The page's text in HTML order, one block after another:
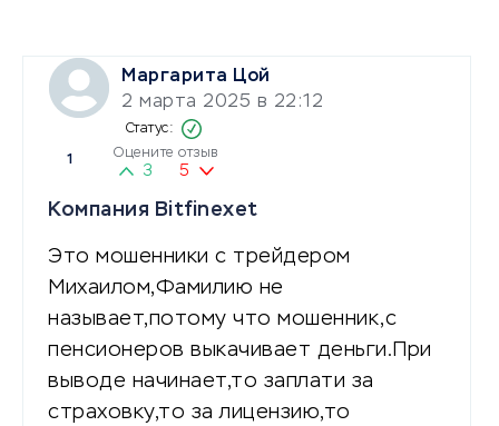
Маргарита Цой
2 марта 2025 в 22:12
1 Оцените отзыв
3 5
Компания Bitfinexet
Это мошенники с трейдером
Михаилом,Фамилию не
называет,потому что мошенник,с
пенсионеров выкачивает деньги.При
выводе начинает,то заплати за
страховку,то за лицензию,то